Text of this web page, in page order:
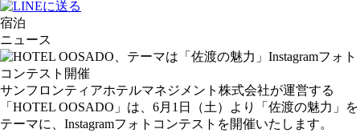
宿泊
ニュース
サンフロンティアホテルマネジメント株式会社が運営する
「HOTEL OOSADO」は、6月1日（土）より「佐渡の魅力」を
テーマに、Instagramフォトコンテストを開催いたします。